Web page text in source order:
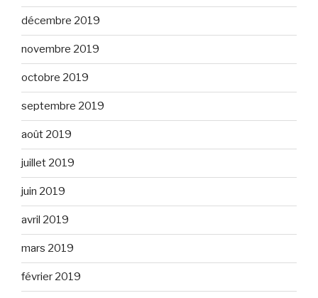
décembre 2019
novembre 2019
octobre 2019
septembre 2019
août 2019
juillet 2019
juin 2019
avril 2019
mars 2019
février 2019